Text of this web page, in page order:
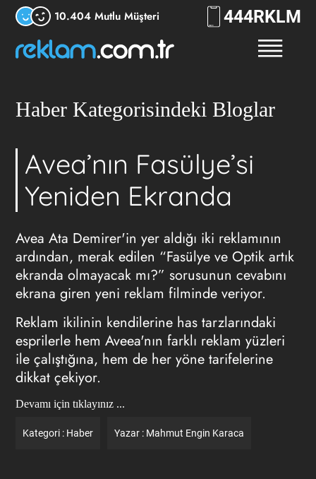
10.404 Mutlu Müşteri 444RKLM
Haber Kategorisindeki Bloglar
Avea’nın Fasülye’si
Yeniden Ekranda
Avea Ata Demirer'in yer aldığı iki reklamının
ardından, merak edilen “Fasülye ve Optik artık
ekranda olmayacak mı?” sorusunun cevabını
ekrana giren yeni reklam filminde veriyor.
Reklam ikilinin kendilerine has tarzlarındaki
esprilerle hem Aveea'nın farklı reklam yüzleri
ile çalıştığına, hem de her yöne tarifelerine
dikkat çekiyor.
Devamı için tıklayınız ...
Kategori : Haber Yazar : Mahmut Engin Karaca